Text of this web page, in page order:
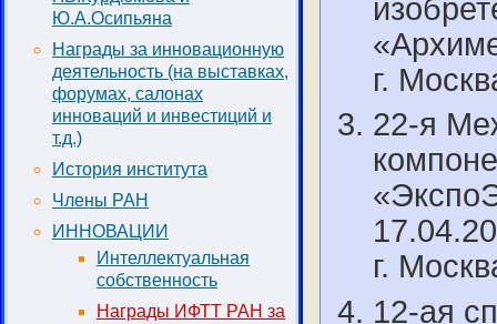
Ю.А.Осипьяна
Награды за инновационную
деятельность (на выставках,
форумах, салонах
инноваций и инвестиций и
т.д.)
История института
Члены РАН
ИННОВАЦИИ
Интеллектуальная
собственность
Награды ИФТТ РАН за
г.
22-я
г.
12-ая